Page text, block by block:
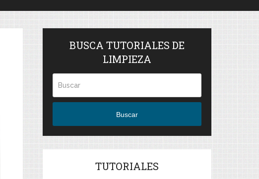
BUSCA TUTORIALES DE
LIMPIEZA
Buscar
TUTORIALES